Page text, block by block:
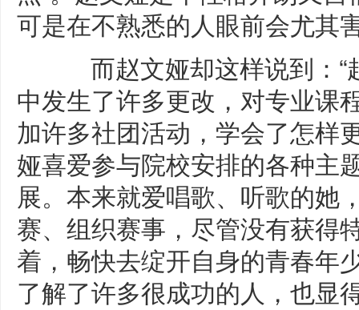
可是在不熟悉的人眼前会尤其
而赵文娅却这样说到：“
中发生了许多更改，对专业课
加许多社团活动，学会了怎样
娅喜爱参与院校安排的各种主
展。本来就爱唱歌、听歌的她
赛、组织赛事，尽管没有获得
着，畅快去绽开自身的青春年
了解了许多很成功的人，也显